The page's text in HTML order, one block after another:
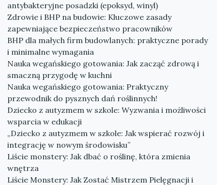
antybakteryjne posadzki (epoksyd, winyl)
Zdrowie i BHP na budowie: Kluczowe zasady
zapewniające bezpieczeństwo pracowników
BHP dla małych firm budowlanych: praktyczne porady
i minimalne wymagania
Nauka wegańskiego gotowania: Jak zacząć zdrową i
smaczną przygodę w kuchni
Nauka wegańskiego gotowania: Praktyczny
przewodnik do pysznych dań roślinnych!
Dziecko z autyzmem w szkole: Wyzwania i możliwości
wsparcia w edukacji
„Dziecko z autyzmem w szkole: Jak wspierać rozwój i
integrację w nowym środowisku”
Liście monstery: Jak dbać o roślinę, która zmienia
wnętrza
Liście Monstery: Jak Zostać Mistrzem Pielęgnacji i